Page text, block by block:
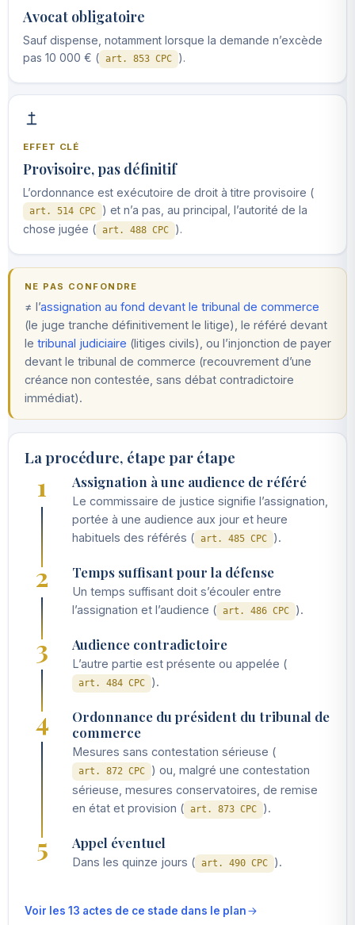
Avocat obligatoire
Sauf dispense, notamment lorsque la demande n’excède
pas 10 000 € ( art. 853 CPC ).
EFFET CLÉ
Provisoire, pas définitif
L’ordonnance est exécutoire de droit à titre provisoire (
art. 514 CPC
) et n’a pas, au principal, l’autorité de la
chose jugée ( art. 488 CPC ).
NE PAS CONFONDRE
≠ l’assignation au fond devant le tribunal de commerce
(le juge tranche définitivement le litige), le référé devant
le tribunal judiciaire (litiges civils), ou l’injonction de payer
devant le tribunal de commerce (recouvrement d’une
créance non contestée, sans débat contradictoire
immédiat).
La procédure, étape par étape
1 Assignation à une audience de référé
Le commissaire de justice signifie l’assignation,
portée à une audience aux jour et heure
habituels des référés ( art. 485 CPC ).
2 Temps suffisant pour la défense
Un temps suffisant doit s’écouler entre
l’assignation et l’audience ( art. 486 CPC ).
3 Audience contradictoire
L’autre partie est présente ou appelée (
art. 484 CPC ).
4
Ordonnance du président du tribunal de
commerce
Mesures sans contestation sérieuse (
art. 872 CPC
) ou, malgré une contestation
sérieuse, mesures conservatoires, de remise
en état et provision ( art. 873 CPC ).
5 Appel éventuel
Dans les quinze jours ( art. 490 CPC ).
Voir les 13 actes de ce stade dans le plan